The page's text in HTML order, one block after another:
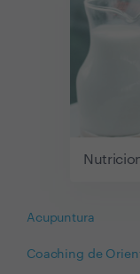
Acupuntura
Coaching de